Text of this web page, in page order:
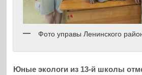
Фото управы Ленинского
Юные экологи из 13-й школы